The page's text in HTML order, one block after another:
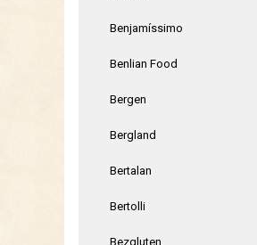
Benjamíssimo
Benlian Food
Bergen
Bergland
Bertalan
Bertolli
Bezgluten